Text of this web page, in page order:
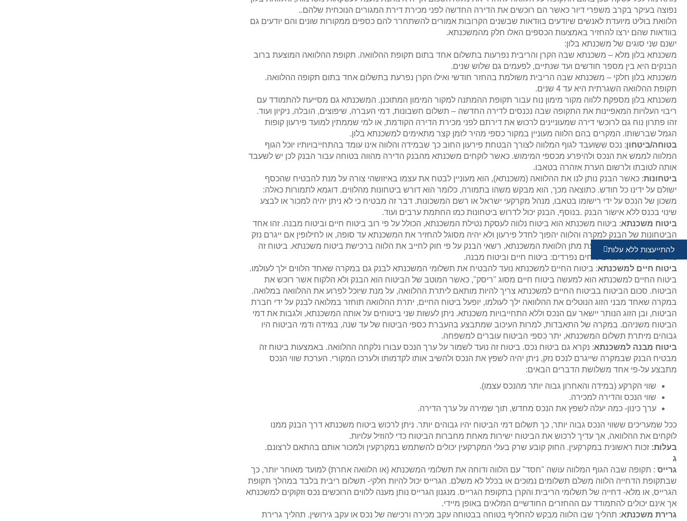
להתייעצות ללא עלות
נפוצה בעיקר בקרב משפרי דיור כאשר הם רוכשים את הדירה החדשה לפני מכירת דירת המגורים הנוכחית שלהם..
הלוואת בוליט מיועדת לאנשים שיודעים בוודאות שבשנים הקרובות אמורים להשתחרר להם כספים ממקורות שונים והם יודעים גם
בוודאות שהם ירצו להחזיר באמצעות הכספים האלו חלק מהמשכנתא.
ישנם שני סוגים של משכנתא בלון:
משכנתא בלון מלא – משכנתא שבה הקרן והריבית נפרעות בתשלום אחד בתום תקופת ההלוואה. תקופת ההלוואה המוצעת ברוב
הבנקים היא בין מספר חודשים ועד שנתיים, לפעמים גם שלוש שנים.
משכנתא בלון חלקי – משכנתא שבה הריבית משולמת בהחזר חודשי ואילו הקרן נפרעת בתשלום אחד בתום תקופה ההלוואה.
תקופת ההלוואה השגרתית היא עד 4 שנים.
משכנתא בלון מספקת ללווה מקור מימון נוח עבור תקופת ההמתנה למקור המימון המתוכנן. המשכנתא גם מסייעת להתמודד עם
ריבוי העלויות המאפיינות את התקופה שבה נכנסים לדירה החדשה – תשלום חשבונות, דמי העברה, שיפוצים, הובלה, ניקיון ועוד.
זהו פתרון נוח גם לרוכשי דירה שמעוניינים לרכוש את דירתם לפני מכירת הדירה הקודמת, או למי שממתין למועד פירעון קופות
הגמל שברשותו. המקרים בהם הלווה מעוניין במקור כספי מהיר לזמן קצר מתאימים למשכנתא בלון.
בטוחה/ביטחון: נכס ששועבד לגוף המלווה לצורך הבטחת פירעון החוב כך שבמידה והלווה אינו עומד בהתחייבויותיו יוכל הגוף
המלווה לממש את הנכס ולהיפרע מכספי המימוש. כאשר לוקחים משכנתא מהבנק הדירה מהווה בטוחה עבור הבנק לכן יש לשעבד
אותה לטובתו ולרשום הערת אזהרה בטאבו.
ביטחונות: כאשר הבנק נותן לנו את ההלוואה (משכנתא), הוא מעוניין לבטח את עצמו באיזושהי צורה על מנת להבטיח שהכסף
ישולם על ידינו כל חודש. כתוצאה מכך, הוא מבקש משהו בתמורה, כלומר הוא דורש ביטחונות מהלווים. דוגמא לתמורות כאלה:
משכון של הנכס על ידי רישומו בטאבו, מנהל מקרקעי ישראל או רשם המשכונות. דבר זה מבטיח כי לא ניתן יהיה למכור או לבצע
שינוי בכנס ללא אישור הבנק .בנוסף, הבנק יכול לדרוש ביטחונות כמו החתמת ערבים ועוד.
ביטוח משכנתא: ביטוח משכנתא הוא ביטוח נלווה לעסקת נטילת המשכנתא, הכולל על פי רוב ביטוח חיים וביטוח מבנה. זהו אחד
הביטחונות של הבנק למקרה והלווה יהפוך לחדל פירעון ולא יהיה מסוגל להחזיר את המשכנתא עד סופה, או לחילופין אם ייגרם נזק
בלתי הפיך לנכס עצמו. בעת מתן הלוואת המשכנתא, רשאי הבנק על פי חוק לחייב את הלווה ברכישת ביטוח משכנתא. ביטוח זה
מורכב למעשה משני ביטוחים נפרדים: ביטוח חיים וביטוח מבנה.
ביטוח חיים למשכנתא: ביטוח החיים למשכנתא נועד להבטיח את תשלומי המשכנתא לבנק גם במקרה שאחד הלווים ילך לעולמו.
ביטוח החיים למשכנתא הוא למעשה ביטוח חיים מסוג "ריסק", כאשר המוטב של הביטוח הוא הבנק ולא הלקוח אשר רוכש את
הביטוח. סכום הביטוח בביטוח החיים למשכנתא צריך להיות מותאם ליתרת ההלוואה, על מנת שיוכל לפרוע את ההלוואה במלואה.
במקרה שאחד מבני הזוג הנוטלים את ההלוואה ילך לעולמו, יופעל ביטוח החיים, יתרת ההלוואה תוחזר במלואה לבנק על ידי חברת
הביטוח, ובן הזוג הנותר יישאר עם הנכס וללא התחייבויות משכנתא. ניתן לעשות שני ביטוחים על אותה המשכנתא, ולגבות את דמי
הביטוח משניהם. במקרה של התאבדות, למרות העיכוב שמתבצע בהעברת כספי הביטוח של עד שנה, במידה ודמי הביטוח היו
גבוהים מיתרת תשלום המשכנתא, יתר כספי הביטוח עוברים למשפחה.
ביטוח מבנה למשכנתא: נקרא גם ביטוח נכס. ביטוח זה נועד לשמור על ערך הנכס עבורו נלקחה ההלוואה. באמצעות ביטוח זה
מבטיח הבנק שבמקרה שייגרם לנכס נזק, ניתן יהיה לשפץ את הנכס ולהשיב אותו לקדמותו ולערכו המקורי. הערכת שווי הנכס
מתבצע על-פי אחד משלושת הדברים הבאים:
שווי הקרקע (במידה והאחרון גבוה יותר מהנכס עצמו).
שווי הנכס והדירה למכירה.
ערך כינון- כמה יעלה לשפץ את הנכס מחדש, תוך שמירה על ערך הדירה.
ככל שמעריכים ששווי הנכס גבוה יותר, כך תשלום דמי הביטוח יהיו גבוהים יותר. ניתן לרכוש ביטוח משכנתא דרך הבנק ממנו
לוקחים את ההלוואה, אך עדיך לרכוש את הביטוח ישירות מאחת מחברות הביטוח כדי להוזיל עלויות.
בעלות: זכות ראשונית במקרקעין. החוק קובע שרק בעלי המקרקעין יכולים להשתמש במקרקעין ולמכור אותם בהתאם לרצונם.
ג
גרייס : תקופה שבה הגוף המלווה עושה "חסד" עם הלווה ודוחה את תשלומי המשכנתא (או הלוואה אחרת) למועד מאוחר יותר, כך
שבתקופת הדחייה הלווה משלם תשלומים נמוכים או בכלל לא משלם. הגרייס יכול להיות חלקי- תשלום ריבית בלבד במהלך תקופת
הגרייס, או מלא- דחייה של תשלומי הריבית והקרן בתקופת הגרייס. מנגנון הגרייס נותן מענה ללווים הרוכשים נכס וזקוקים למשכנתא
אך אינם יכולים להתמודד עם ההחזרים החודשיים המלאים באופן מיידי.
גרירת משכנתא: תהליך שבו הלווה מבקש להחליף בטוחה בבטוחה עקב מכירה ורכישה של נכס או עקב גירושין. תהליך גרירת